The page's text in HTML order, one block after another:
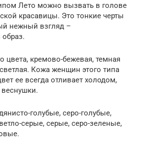
Лето можно вызвать в голове
красавицы. Это тонкие черты
нежный взгляд –
цвета, кремово-бежевая, темная
Кожа женщин этого типа
ее всегда отливает холодом,
веснушки.
голубые, серо-голубые,
серые, серые, серо-зеленые,